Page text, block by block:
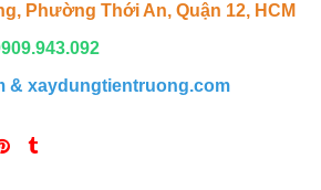
Phường Thới An, Quận 12, HCM
& xaydungtientruong.com